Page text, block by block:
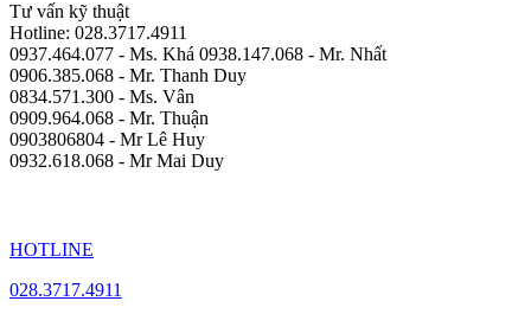
Tư vấn kỹ thuật
Hotline: 028.3717.4911
0937.464.077 - Ms. Khá 0938.147.068 - Mr. Nhất
0906.385.068 - Mr. Thanh Duy
0834.571.300 - Ms. Vân
0909.964.068 - Mr. Thuận
0903806804 - Mr Lê Huy
0932.618.068 - Mr Mai Duy
HOTLINE
028.3717.4911